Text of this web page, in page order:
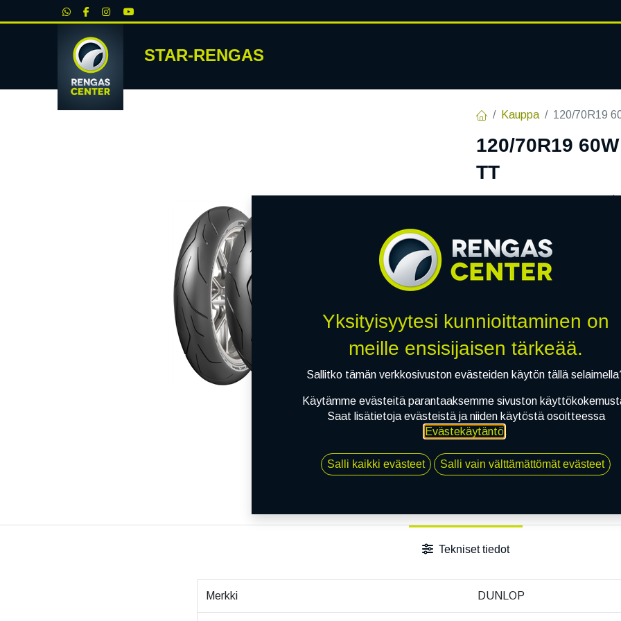
STAR-RENGAS
Kauppa 120/70R19
120/70R19
TT
EAN:4038526030160
Jaa
Tekniset tiedot
Merkki DUNLOP
Yksityisyytesi kunnioittaminen on
meille ensisijaisen tärkeää.
Sallitko tämän verkkosivuston evästeiden käytön tällä
Käytämme evästeitä parantaaksemme sivuston
Saat lisätietoja evästeistä ja niiden käytöstä osoitteessa
Evästekäytäntö.
Salli kaikki evästeet Salli vain välttämättömät evästeet